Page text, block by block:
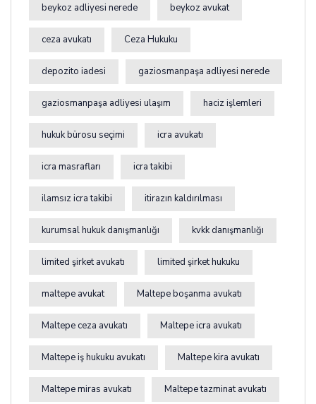
beykoz adliyesi nerede beykoz avukat
ceza avukatı Ceza Hukuku
depozito iadesi gaziosmanpaşa adliyesi nerede
gaziosmanpaşa adliyesi ulaşım haciz işlemleri
hukuk bürosu seçimi icra avukatı
icra masrafları icra takibi
ilamsız icra takibi itirazın kaldırılması
kurumsal hukuk danışmanlığı kvkk danışmanlığı
limited şirket avukatı limited şirket hukuku
maltepe avukat Maltepe boşanma avukatı
Maltepe ceza avukatı Maltepe icra avukatı
Maltepe iş hukuku avukatı Maltepe kira avukatı
Maltepe miras avukatı Maltepe tazminat avukatı